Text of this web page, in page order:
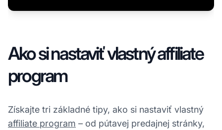
Ako si nastaviť vlastný affiliate
program
Získajte tri základné tipy, ako si nastaviť vlastný
affiliate program – od pútavej predajnej stránky,